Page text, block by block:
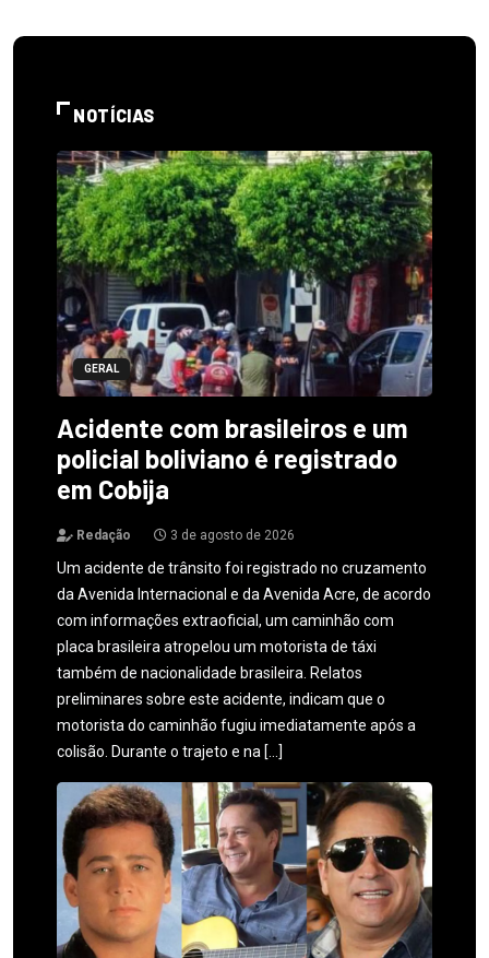
NOTÍCIAS
GERAL
Acidente com brasileiros e um
policial boliviano é registrado
em Cobija
Redação 3 de agosto de 2026
Um acidente de trânsito foi registrado no cruzamento
da Avenida Internacional e da Avenida Acre, de acordo
com informações extraoficial, um caminhão com
placa brasileira atropelou um motorista de táxi
também de nacionalidade brasileira. Relatos
preliminares sobre este acidente, indicam que o
motorista do caminhão fugiu imediatamente após a
colisão. Durante o trajeto e na […]